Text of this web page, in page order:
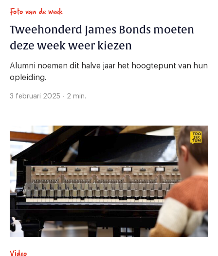
Foto van de week
Tweehonderd James Bonds moeten
deze week weer kiezen
Alumni noemen dit halve jaar het hoogtepunt van hun
opleiding.
3 februari 2025 - 2 min.